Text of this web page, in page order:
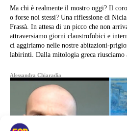
Ma chi è realmente il mostro oggi? Il
o forse noi stessi? Una riflessione di
Frassà. In attesa di un picco che non arriva, chiusi nelle nostre case,
attraversiamo giorni claustrofobici e
ci aggiriamo nelle nostre abitazioni-
labirinti. Dalla mitologia greca riusciamo
Alessandra Chiaradia